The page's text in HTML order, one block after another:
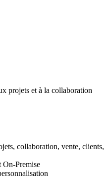
projets et à la collaboration
collaboration, vente, clients,
On-Premise